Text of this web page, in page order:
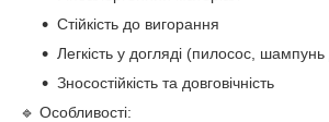
Стійкість до вигорання
Легкість у догляді (пилосос,
Зносостійкість та довговічність
🔹 Особливості: